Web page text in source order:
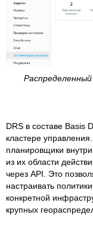
DRS в составе Basis
кластере
планировщики
из их области
через API. Это
настраивать
конкретной
крупных